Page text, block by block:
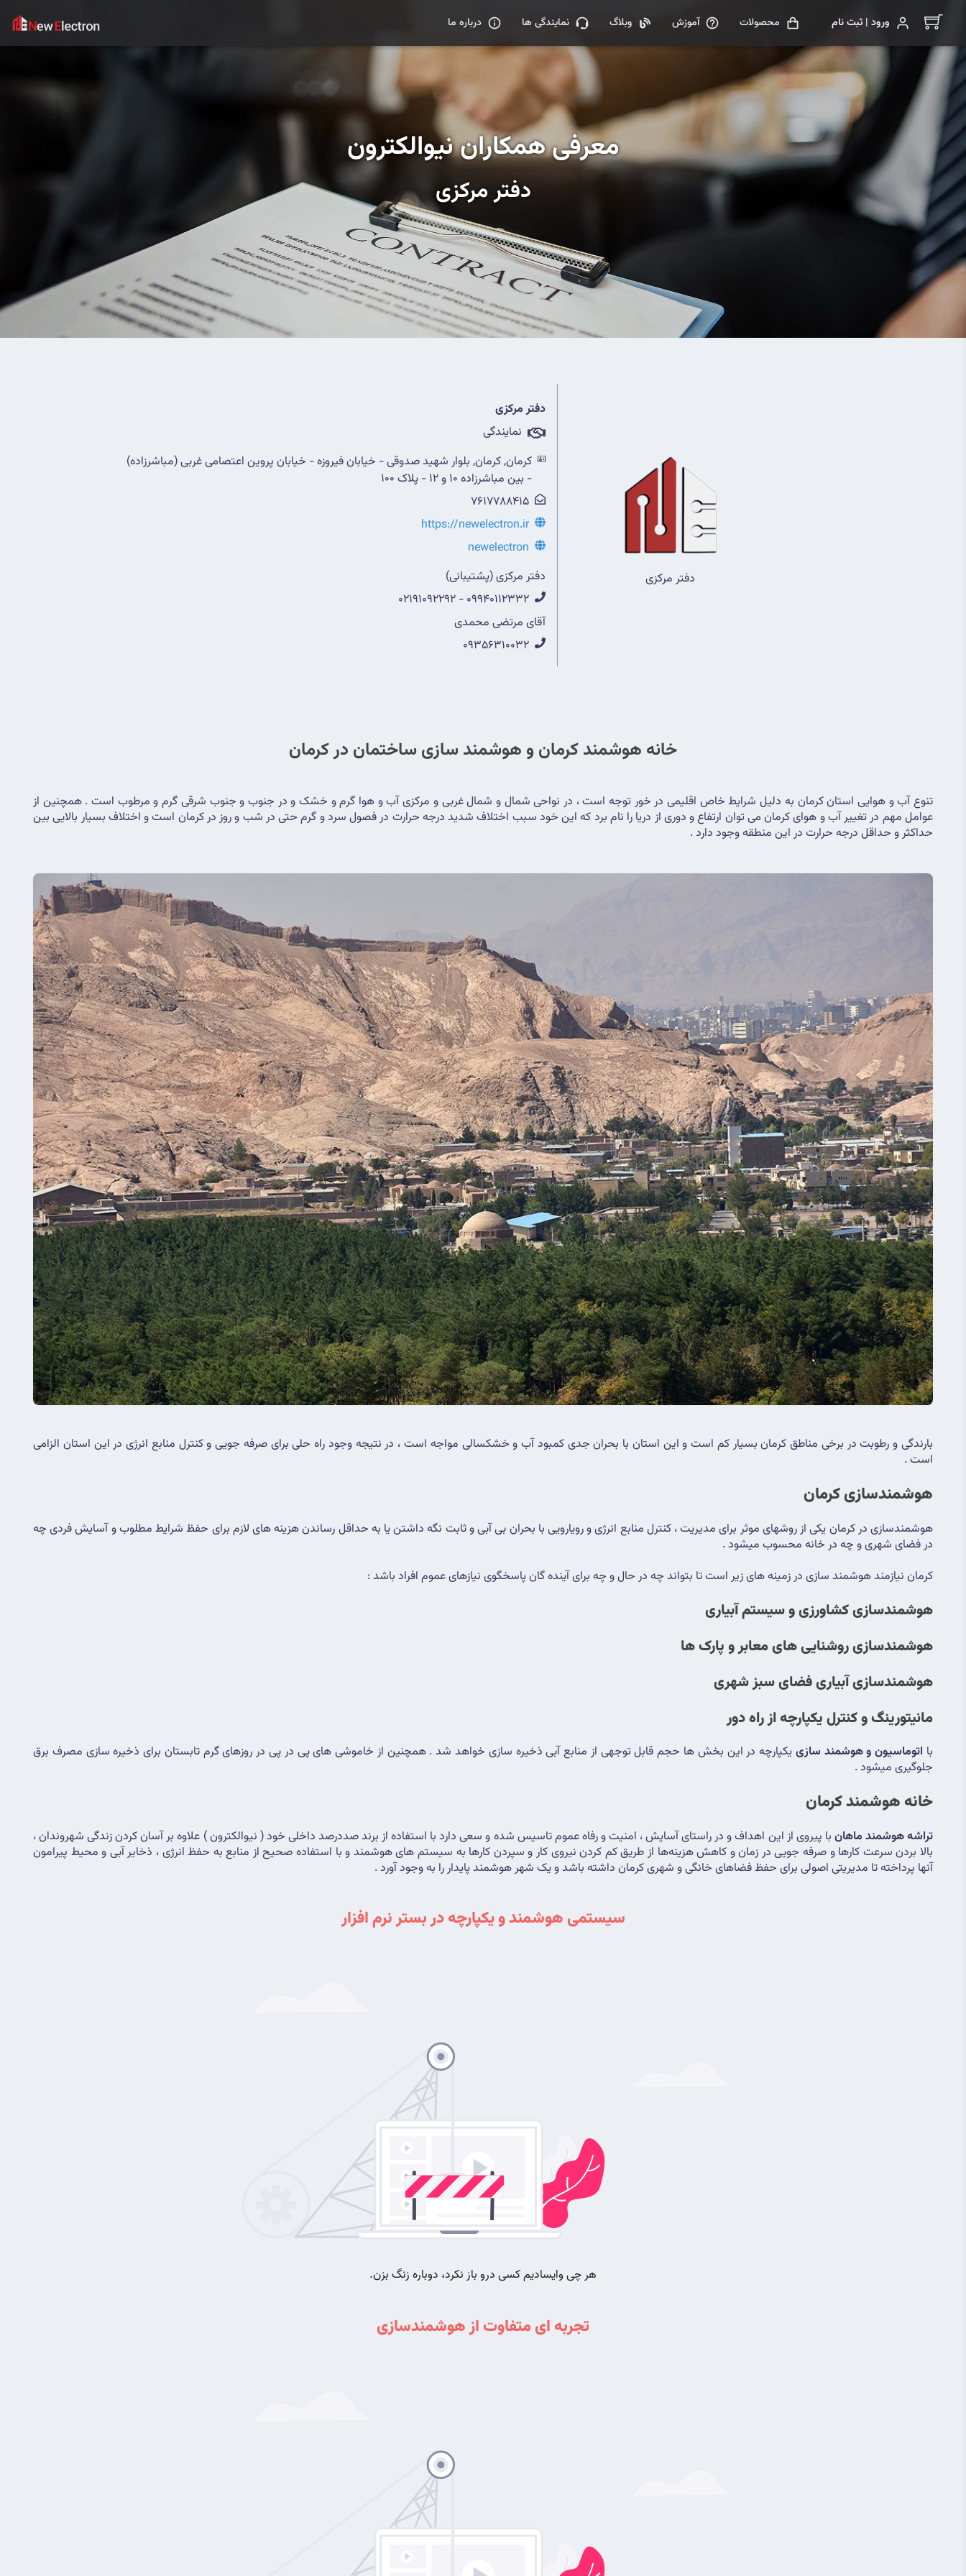
ورود | ثبت نام محصولات آموزش وبلاگ نمایندگی ها درباره ما
معرفی همکاران نیوالکترون
دفتر مرکزی
دفتر مرکزی
دفتر مرکزی
نمایندگی
كرمان, کرمان, بلوار شهید صدوقی - خیابان فیروزه - خیابان پروین اعتصامی غربی (مباشرزاده)
- بین مباشرزاده 10 و 12 - پلاک 100
7617788415
https://newelectron.ir
newelectron
دفتر مرکزی (پشتیبانی)
09940112332 - 02191092292
آقای مرتضی محمدی
09356310032
خانه هوشمند کرمان و هوشمند سازی ساختمان در کرمان
حداکثر و حداقل درجه حرارت در این منطقه وجود دارد .
است .
هوشمندسازی کرمان
در فضای شهری و چه در خانه محسوب میشود .
کرمان نیازمند هوشمند سازی در زمینه های زیر است تا بتواند چه در حال و چه برای آینده گان پاسخگوی نیازهای عموم افراد باشد :
هوشمندسازی کشاورزی و سیستم آبیاری
هوشمندسازی روشنایی های معابر و پارک ها
هوشمندسازی آبیاری فضای سبز شهری
مانیتورینگ و کنترل یکپارچه از راه دور
با اتوماسیون و هوشمند سازی
جلوگیری میشود .
خانه هوشمند کرمان
تراشه هوشمند ماهان
آنها پرداخته تا مدیریتی اصولی برای حفظ فضاهای خانگی و شهری کرمان داشته باشد و یک شهر هوشمند پایدار را به وجود آورد .
سیستمی هوشمند و یکپارچه در بستر نرم افزار﻿
تجربه ای متفاوت از هوشمندسازی